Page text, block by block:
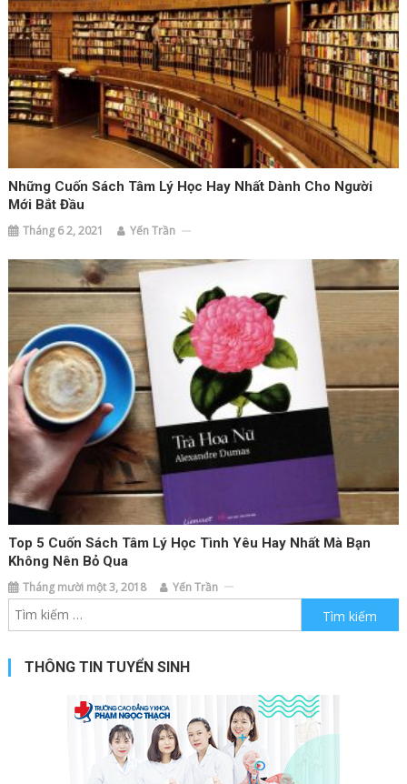
Những Cuốn Sách Tâm Lý Học Hay Nhất Dành Cho Người
Mới Bắt Đầu
Tháng 6 2, 2021 Yến Trần
Top 5 Cuốn Sách Tâm Lý Học Tình Yêu Hay Nhất Mà Bạn
Không Nên Bỏ Qua
Tháng mười một 3, 2018 Yến Trần
Tìm kiếm cho:
THÔNG TIN TUYỂN SINH